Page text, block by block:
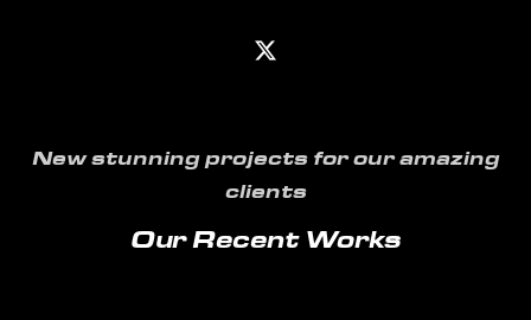
New stunning projects for our amazing
clients
Our Recent Works